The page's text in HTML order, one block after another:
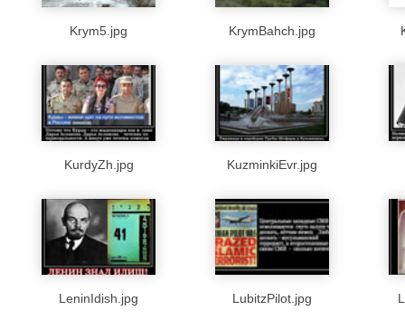
Krym5.jpg KrymBahch.jpg
KurdyZh.jpg KuzminkiEvr.jpg
LeninIdish.jpg LubitzPilot.jpg